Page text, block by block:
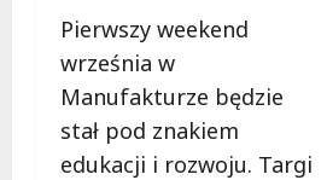
Pierwszy weekend
września w
Manufakturze będzie
stał pod znakiem
edukacji i rozwoju. Targi